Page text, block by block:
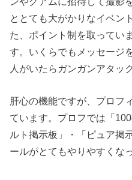
ととても大がかりなイベン
た、ポイント制を取ってい
す。いくらでもメッセージ
人がいたらガンガンアタッ
肝心の機能ですが、プロフ
ています。プロフでは「
ルト掲示板」・「ピュア掲
ールがとてもやりやすくな